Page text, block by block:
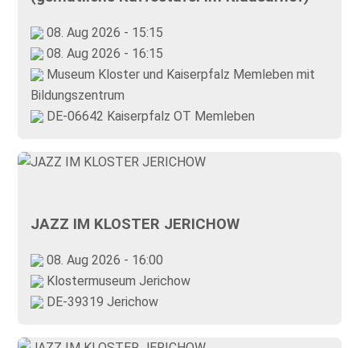
08. Aug 2026 - 15:15
08. Aug 2026 - 16:15
Museum Kloster und Kaiserpfalz Memleben mit
Bildungszentrum
DE-06642 Kaiserpfalz OT Memleben
JAZZ IM KLOSTER JERICHOW
08. Aug 2026 - 16:00
Klostermuseum Jerichow
DE-39319 Jerichow